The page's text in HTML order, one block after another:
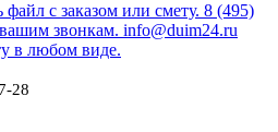
файл с заказом или смету. 8 (495)
звонкам. info@duim24.ru
в любом виде.
28